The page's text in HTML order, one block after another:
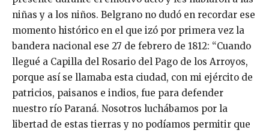
niñas y a los niños. Belgrano no dudó en recordar ese
momento histórico en el que izó por primera vez la
bandera nacional ese 27 de febrero de 1812: “Cuando
llegué a Capilla del Rosario del Pago de los Arroyos,
porque así se llamaba esta ciudad, con mi ejército de
patricios, paisanos e indios, fue para defender
nuestro río Paraná. Nosotros luchábamos por la
libertad de estas tierras y no podíamos permitir que